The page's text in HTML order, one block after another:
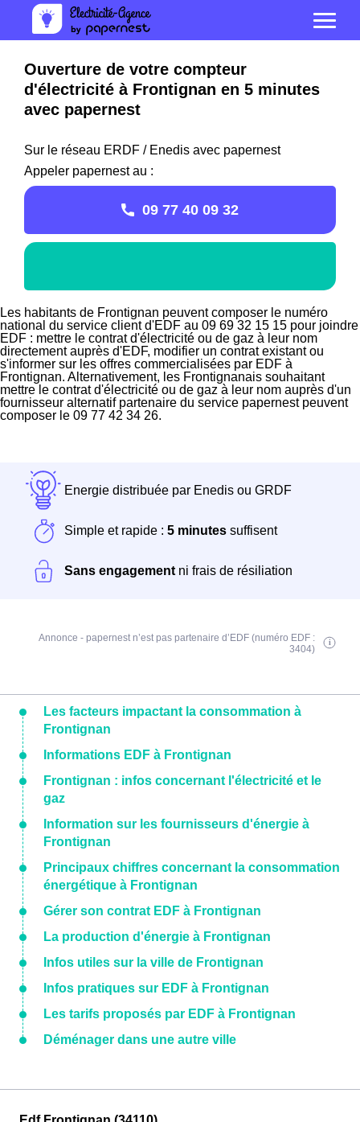
Ouverture de votre compteur
d'électricité à Frontignan en 5 minutes
avec papernest
Sur le réseau ERDF / Enedis avec papernest
Appeler papernest au :
09 77 40 09 32
Les habitants de Frontignan peuvent composer le numéro
national du service client d'EDF au 09 69 32 15 15 pour joindre
EDF : mettre le contrat d'électricité ou de gaz à leur nom
directement auprès d'EDF, modifier un contrat existant ou
s'informer sur les offres commercialisées par EDF à
Frontignan. Alternativement, les Frontignanais souhaitant
mettre le contrat d'électricité ou de gaz à leur nom auprès d'un
fournisseur alternatif partenaire du service papernest peuvent
composer le 09 77 42 34 26.
Energie distribuée par Enedis ou GRDF
Simple et rapide : 5 minutes suffisent
Sans engagement ni frais de résiliation
Annonce - papernest n’est pas partenaire d’EDF (numéro EDF :
3404)
Les facteurs impactant la consommation à
Frontignan
Informations EDF à Frontignan
Frontignan : infos concernant l'électricité et le
gaz
Information sur les fournisseurs d'énergie à
Frontignan
Principaux chiffres concernant la consommation
énergétique à Frontignan
Gérer son contrat EDF à Frontignan
La production d'énergie à Frontignan
Infos utiles sur la ville de Frontignan
Infos pratiques sur EDF à Frontignan
Les tarifs proposés par EDF à Frontignan
Déménager dans une autre ville